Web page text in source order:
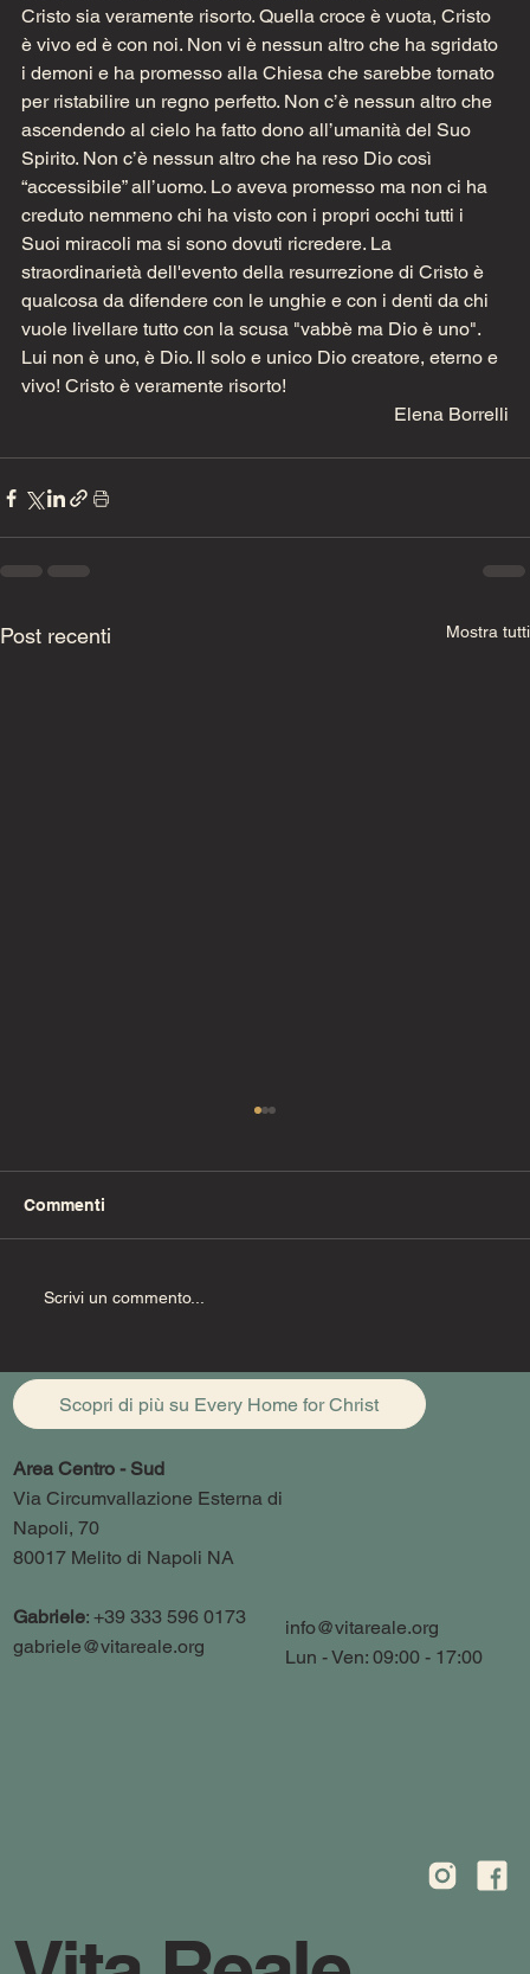
Cristo sia veramente risorto. Quella croce è vuota, Cristo
è vivo ed è con noi. Non vi è nessun altro che ha sgridato
i demoni e ha promesso alla Chiesa che sarebbe tornato
per ristabilire un regno perfetto. Non c’è nessun altro che
ascendendo al cielo ha fatto dono all’umanità del Suo
Spirito. Non c’è nessun altro che ha reso Dio così
“accessibile” all’uomo. Lo aveva promesso ma non ci ha
creduto nemmeno chi ha visto con i propri occhi tutti i
Suoi miracoli ma si sono dovuti ricredere. La
straordinarietà dell'evento della resurrezione di Cristo è
qualcosa da difendere con le unghie e con i denti da chi
vuole livellare tutto con la scusa "vabbè ma Dio è uno".
Lui non è uno, è Dio. Il solo e unico Dio creatore, eterno e
vivo! Cristo è veramente risorto!
Elena Borrelli
Post recenti Mostra tutti
Commenti
Scrivi un commento...
Scopri di più su Every Home for Christ
Area Centro - Sud
Via Circumvallazione Esterna di
Napoli, 70
80017 Melito di Napoli NA
Gabriele: +39 333 596 0173
gabriele@vitareale.org
info@vitareale.org
Lun - Ven: 09:00 - 17:00